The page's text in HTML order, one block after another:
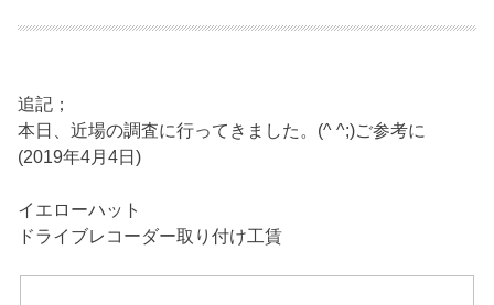
追記；
本日、近場の調査に行ってきました。(^ ^;)ご参考に
(2019年4月4日)
イエローハット
ドライブレコーダー取り付け工賃